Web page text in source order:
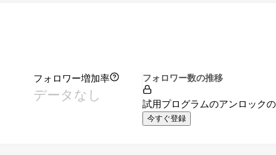
フォロワー増加率
データなし
フォロワー数の推移
試用プログラムのアンロックの
今すぐ登録